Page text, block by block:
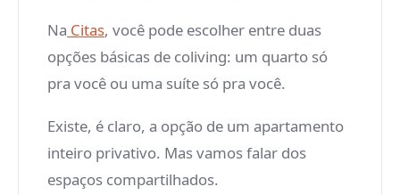
Na Citas, você pode escolher entre duas
opções básicas de coliving: um quarto só
pra você ou uma suíte só pra você.
Existe, é claro, a opção de um apartamento
inteiro privativo. Mas vamos falar dos
espaços compartilhados.